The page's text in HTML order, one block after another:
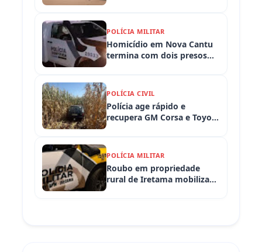
armas apreendidas
POLÍCIA MILITAR
Homicídio em Nova Cantu
termina com dois presos
POLÍCIA CIVIL
Polícia age rápido e
recupera GM Corsa e Toyota
Iretama (PR)
POLÍCIA MILITAR
Roubo em propriedade
rural de Iretama mobiliza